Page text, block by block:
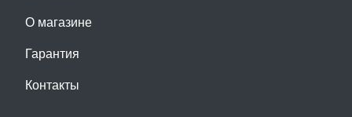
О магазине
Гарантия
Контакты